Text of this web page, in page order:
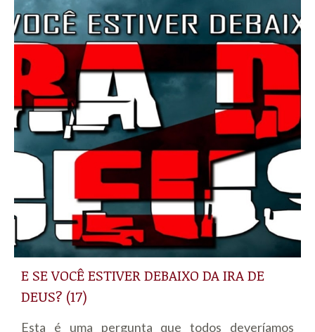
E SE VOCÊ ESTIVER DEBAIXO DA IRA DE
DEUS? (17)
Esta é uma pergunta que todos deveríamos